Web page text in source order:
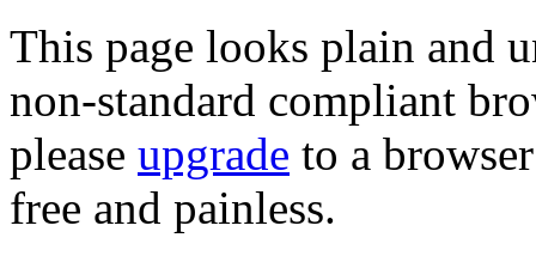
This page looks plain and
non-standard compliant
please upgrade to a
free and painless.